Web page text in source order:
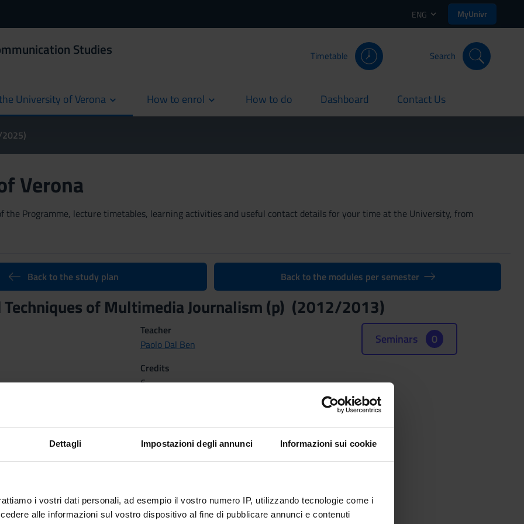
Dettagli Impostazioni degli annunci Informazioni sui cookie
i vostri dati personali, ad esempio il vostro numero IP, utilizzando tecnologie come i
alle informazioni sul vostro dispositivo al fine di pubblicare annunci e contenuti
ENG MyUnivr
Studies Timetable Search
University of Verona How to enrol How to do
current Dashboard
current Contact Us
current
Verona
the Programme, lecture timetables, learning activities and useful contact details for your time at the University, from
Back to the study plan Back to the modules per semester
Techniques of Multimedia Journalism (p) (2012/2013)
Teacher
Paolo Dal Ben
Credits
6
Sector (SSD)
SCIENCE, BIBLIOGRAPHY AND LIBRARIANSHIP
IIB
Seminars 0